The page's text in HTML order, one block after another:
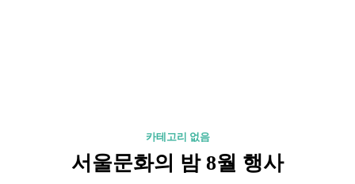
카테고리 없음
서울문화의 밤 8월 행사